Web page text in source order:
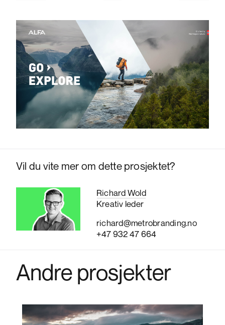
Vil du vite mer om dette prosjektet?
Richard Wold
Kreativ leder
richard@metrobranding.no
+47 932 47 664
Andre prosjekter